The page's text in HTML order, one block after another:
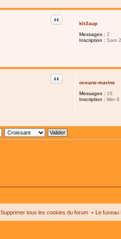
klr2aup
Messages : 2
Inscription : Sam
Citer
oceane-marine
Messages : 16
Inscription : Mer 8
Citer
Le
Supprimer tous les cookies du forum